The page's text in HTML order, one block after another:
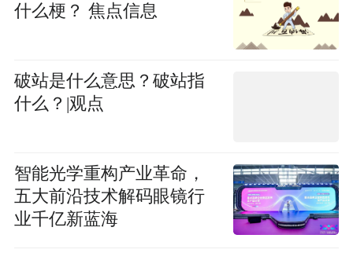
什么梗？ 焦点信息
破站是什么意思？破站指
什么？|观点
智能光学重构产业革命，
五大前沿技术解码眼镜行
业千亿新蓝海